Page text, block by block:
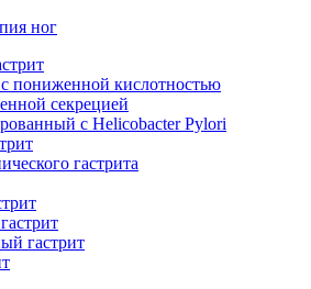
ног
пониженной кислотностью
секрецией
с Helicobacter Pylori
гастрита
гастрит